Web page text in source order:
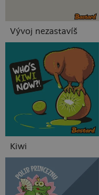
Vývoj nezastavíš
Kiwi